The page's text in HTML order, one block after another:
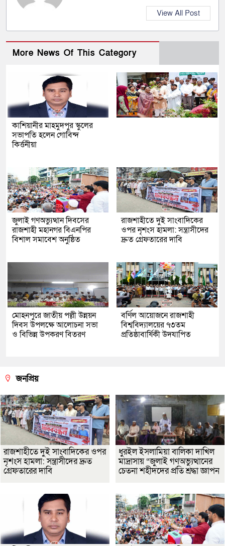
View All Post
More News Of This Category
কাশিয়ানীর মাহমুদপুর স্কুলের
সভাপতি হলেন গোবিন্দ
কির্ত্তনীয়া
জুলাই গণঅভ্যুত্থান দিবসের
রাজশাহী মহানগর বিএনপির
বিশাল সমাবেশ অনুষ্ঠিত
রাজশাহীতে দুই সাংবাদিকের
ওপর নৃশংস হামলা: সন্ত্রাসীদের
দ্রুত গ্রেফতারের দাবি
মোহনপুরে জাতীয় পল্লী উন্নয়ন
দিবস উপলক্ষে আলোচনা সভা
ও বিভিন্ন উপকরণ বিতরণ
বর্ণিল আয়োজনে রাজশাহী
বিশ্ববিদ্যালয়ের ৭৩তম
প্রতিষ্ঠাবার্ষিকী উদযাপিত
জনপ্রিয়
রাজশাহীতে দুই সাংবাদিকের ওপর
নৃশংস হামলা: সন্ত্রাসীদের দ্রুত
গ্রেফতারের দাবি
ধুরইল ইসলামিয়া বালিকা দাখিল
মাদ্রাসায় “জুলাই গণঅভ্যুত্থানের
চেতনা শহীদদের প্রতি শ্রদ্ধা জ্ঞাপন